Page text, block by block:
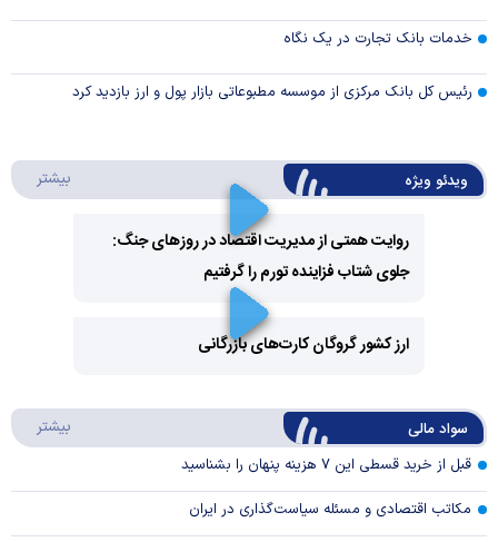
خدمات بانک تجارت در یک نگاه
رئیس کل بانک مرکزی از موسسه مطبوعاتی بازار پول و ارز بازدید کرد
ویدئو ویژه بیشتر
Play
Video
روایت همتی از مدیریت اقتصاد در روزهای جنگ:
جلوی شتاب فزاینده تورم را گرفتیم
Video
ارز کشور گروگان کارت‌های بازرگانی
سواد مالی بیشتر
قبل از خرید قسطی این ۷ هزینه پنهان را بشناسید
مکاتب اقتصادی و مسئله سیاست‌گذاری در ایران